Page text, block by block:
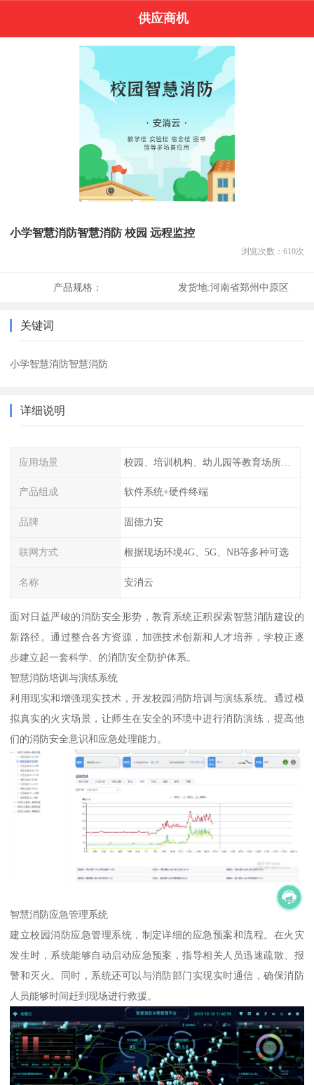
供应商机
小学智慧消防智慧消防 校园 远程监控
浏览次数： 610次
产品规格： 发货地:河南省郑州中原区
关键词
小学智慧消防智慧消防
详细说明
应用场景 校园、培训机构、幼儿园等教育场所人员密集场所消防安全监控管理系统
产品组成 软件系统+硬件终端
品牌 固德力安
联网方式 根据现场环境4G、5G、NB等多种可选
名称 安消云
面对日益严峻的消防安全形势，教育系统正积探索智慧消防建设的
新路径。通过整合各方资源，加强技术创新和人才培养，学校正逐
步建立起一套科学、的消防安全防护体系。
智慧消防培训与演练系统
利用现实和增强现实技术，开发校园消防培训与演练系统。通过模
拟真实的火灾场景，让师生在安全的环境中进行消防演练，提高他
们的消防安全意识和应急处理能力。
智慧消防应急管理系统
建立校园消防应急管理系统，制定详细的应急预案和流程。在火灾
发生时，系统能够自动启动应急预案，指导相关人员迅速疏散、报
警和灭火。同时，系统还可以与消防部门实现实时通信，确保消防
人员能够时间赶到现场进行救援。